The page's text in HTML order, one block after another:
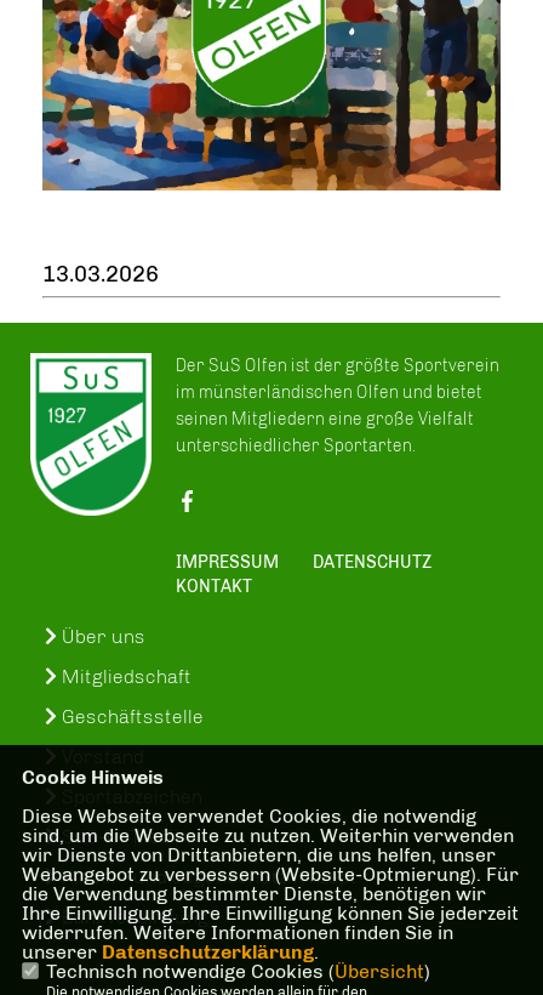
13.03.2026
Der SuS Olfen ist der größte Sportverein
im münsterländischen Olfen und bietet
seinen Mitgliedern eine große Vielfalt
unterschiedlicher Sportarten.
IMPRESSUM
DATENSCHUTZ
KONTAKT
Über uns
Mitgliedschaft
Geschäftsstelle
Vorstand
Sportabzeichen
SuS-In-Treff
Kinder- und Jugenschutzkonzept
Bankverbindung
Cookie Hinweis
Diese Webseite verwendet Cookies, die notwendig
sind, um die Webseite zu nutzen. Weiterhin verwenden
wir Dienste von Drittanbietern, die uns helfen, unser
Webangebot zu verbessern (Website-Optmierung). Für
die Verwendung bestimmter Dienste, benötigen wir
Ihre Einwilligung. Ihre Einwilligung können Sie jederzeit
widerrufen. Weitere Informationen finden Sie in
unserer Datenschutzerklärung.
Technisch notwendige Cookies (Übersicht)